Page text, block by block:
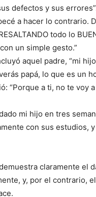
defectos y sus
a hacer lo contrario.
todo lo
un simple gesto.”
aquel padre, “mi
papá, lo que es un
“Porque a ti, no te voy
mi hijo en tres
con sus estudios,
cla­ramente el
y, por el contrario,